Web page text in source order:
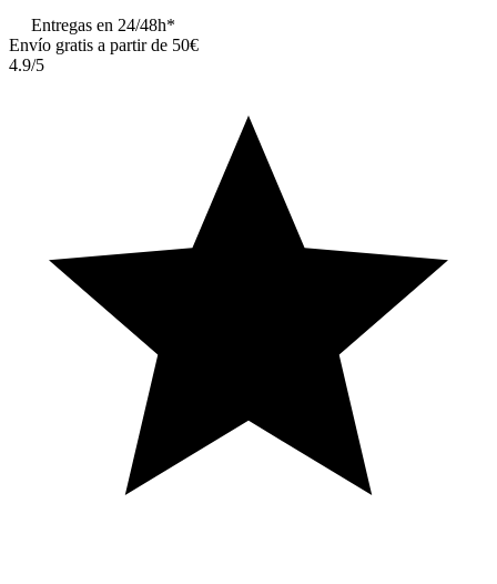
Entregas en 24/48h*
Envío gratis a partir de 50€
4.9/5